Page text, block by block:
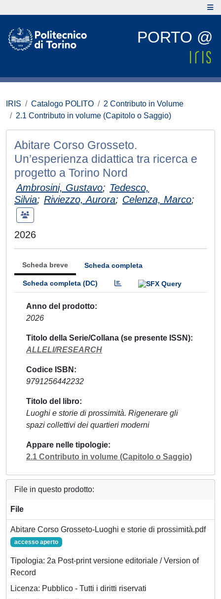
PORTO @
IRIS Catalogo POLITO
2 Contributo in Volume
2.1 Contributo in volume (Capitolo o Saggio)
Abitare Corso Grosseto.
Un’esperienza didattica tra ricerca e
progetto a Torino Nord
Ambrosini, Gustavo; Tedesco,
Silvia; Riviezzo, Aurora; Celenza, Marco;
2026
Scheda breve Scheda completa
Scheda completa (DC)
Anno del prodotto
2026
Titolo della Serie/Collana (se presente ISSN)
ALLELI/RESEARCH
Codice ISBN
9791256442232
Titolo del libro
Luoghi e storie di prossimità. Rigenerare gli
spazi collettivi dei quartieri moderni
Appare nelle tipologie
2.1 Contributo in volume (Capitolo o Saggio)
File in questo prodotto:
File
Abitare Corso Grosseto-Luoghi e storie di prossimità.pdf
accesso aperto
Tipologia: 2a Post-print versione editoriale / Version of
Record
Licenza: Pubblico - Tutti i diritti riservati